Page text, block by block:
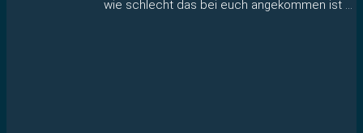
wie schlecht das bei euch angekommen ist …